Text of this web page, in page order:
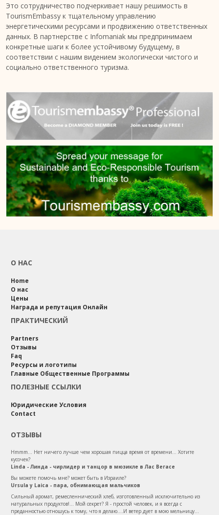
Это сотрудничество подчеркивает нашу решимость в
TourismEmbassy к тщательному управлению
энергетическими ресурсами и продвижению ответственных
данных. В партнерстве с Infomaniak мы предпринимаем
конкретные шаги к более устойчивому будущему, в
соответствии с нашим видением экологически чистого и
социально ответственного туризма.
О НАС
Home
О нас
Цены
Награда и репутация Онлайн
ПРАКТИЧЕСКИЙ
Partners
Отзывы
Faq
Ресурсы и логотипы
Главные Общественные Программы
ПОЛЕЗНЫЕ ССЫЛКИ
Юридические Условия
Contact
ОТЗЫВЫ
Hmmm... Нет ничего лучше чем хорошая пицца время от времени... Хотите
кусочек?
Linda - Линда - чирлидер и танцор в мюзикле в Лас Вегасе
Вы можете помочь мне? может быть в Израиле?
Ursula y Laica - пара, обнимающая мальчиков
Сильный аромат, ремесленнический хлеб, изготовленный исключительно из
натуральных продуктов!... Мой секрет? Я - простой человек, и я всегда с
преданностью отношусь к тому, что я делаю....И ветер дует в мою мельницу...